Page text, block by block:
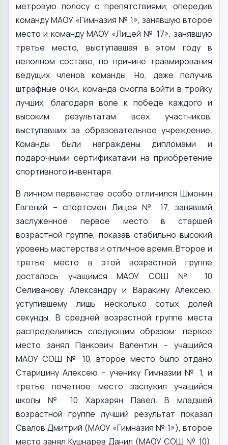
метровую полосу с препятствиями, опередив
команду МАОУ «Гимназия № 1», занявшую второе
место и команду МАОУ «Лицей № 17», занявшую
третье место, выступавшая в этом году в
неполном составе, по причине травмирования
ведущих членов команды. Но, даже получив
штрафные очки, команда смогла войти в тройку
лучших, благодаря воле к победе каждого и
высоким результатам всех участников,
выступавших за образовательное учреждение.
Команды были награждены дипломами и
подарочными сертификатами на приобретение
спортивного инвентаря.
В личном первенстве особо отличился Шмонин
Евгений – спортсмен Лицея № 17, занявший
заслуженное первое место в старшей
возрастной группе, показав стабильно высокий
уровень мастерства и отличное время. Второе и
третье место в этой возрастной группе
досталось учащимся МАОУ СОШ № 10
Селиванову Александру и Варакину Алексею,
уступившему лишь несколько сотых долей
секунды. В средней возрастной группе места
распределились следующим образом: первое
место занял Панкович Валентин – учащийся
МАОУ СОШ № 10, второе место было отдано
Старицину Алексею – ученику Гимназии № 1, и
третье почетное место заслужил учащийся
школы № 10 Хархарян Павел. В младшей
возрастной группе лучший результат показал
Свалов Дмитрий (МАОУ «Гимназия № 1»), второе
место занял Кушнарев Данил (МАОУ СОШ № 10),